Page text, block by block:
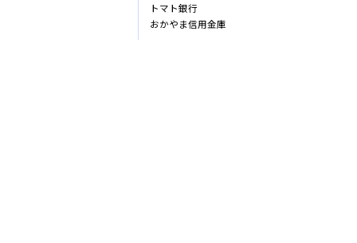
トマト銀行
おかやま信用金庫